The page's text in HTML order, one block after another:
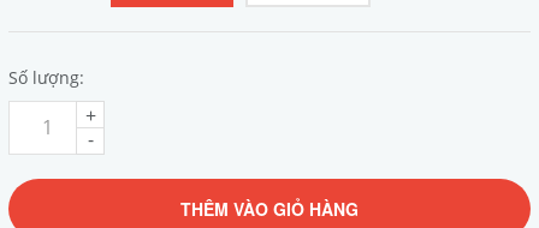
Số lượng:
-
+
THÊM VÀO GIỎ HÀNG